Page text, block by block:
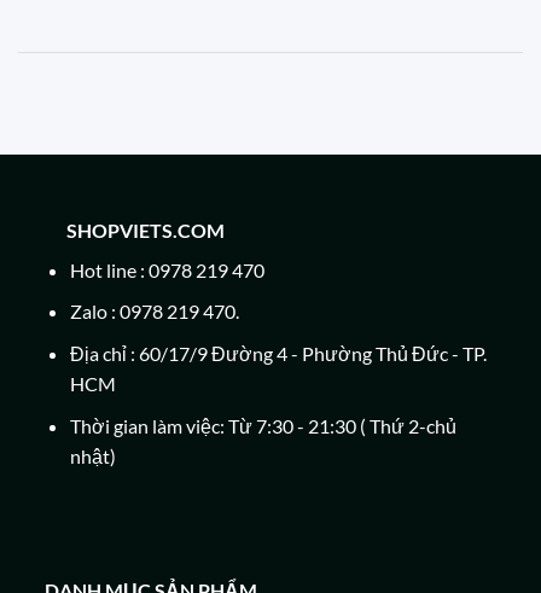
SHOPVIETS.COM
Hot line : 0978 219 470
Zalo : 0978 219 470.
Địa chỉ : 60/17/9 Đường 4 - Phường Thủ Đức - TP.
HCM
Thời gian làm việc: Từ 7:30 - 21:30 ( Thứ 2-chủ
nhật)